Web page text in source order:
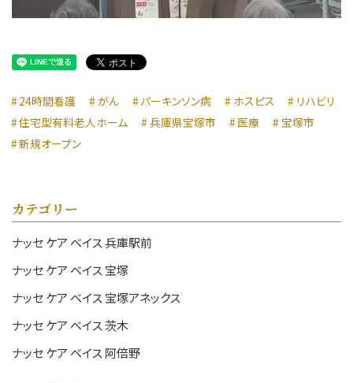
24時間看護 がん パーキンソン病 ホスピス
リハビリ
住宅型有料老人ホーム
兵庫県宝塚市 医療
宝塚市
新規オープン
カテゴリー
ナッセ ケア ベイス 兵庫駅前
ナッセ ケア ベイス 宝塚
ナッセ ケア ベイス 宝塚アネックス
ナッセ ケア ベイス 茨木
ナッセ ケア ベイス 阿倍野